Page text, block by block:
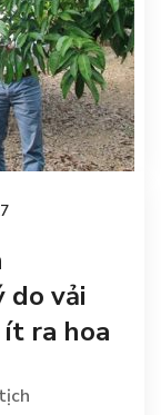
do vải
ra hoa